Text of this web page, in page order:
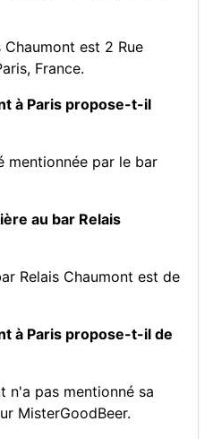
Chaumont est 2 Rue
France.
à Paris propose-t-il
mentionnée par le bar
au bar Relais
Relais Chaumont est de
à Paris propose-t-il de
n'a pas mentionné sa
MisterGoodBeer.